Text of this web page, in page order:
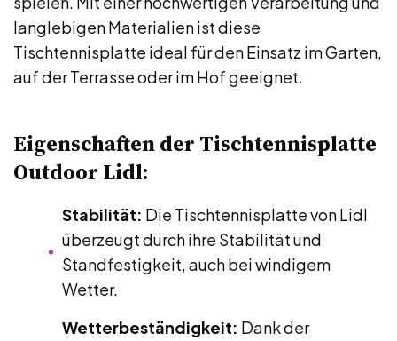
langlebigen Materialien ist diese
Tischtennisplatte ideal für den Einsatz im Garten,
auf der Terrasse oder im Hof geeignet.
Eigenschaften der Tischtennisplatte
Outdoor Lidl:
Stabilität: Die Tischtennisplatte von Lidl
überzeugt durch ihre Stabilität und
Standfestigkeit, auch bei windigem
Wetter.
Wetterbeständigkeit: Dank der